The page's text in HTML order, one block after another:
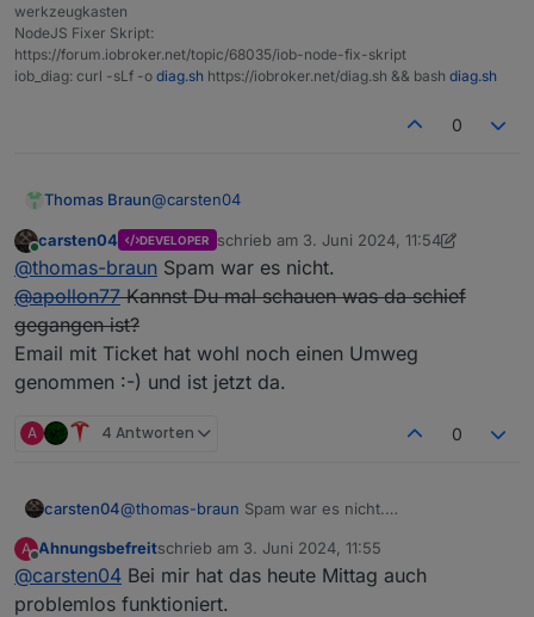
werkzeugkasten
NodeJS Fixer Skript:
https://forum.iobroker.net/topic/68035/iob-node-fix-skript
iob_diag: curl -sLf -o diag.sh https://iobroker.net/diag.sh && bash diag.sh
0
Thomas Braun@carsten04
Nee, kam umgehend. Mal in den Spam-Ordner
geschaut?
Online
carsten04 DEVELOPER schrieb am 3. Juni 2024, 11:54
zuletzt editiert von carsten046. März
@thomas-braun Spam war es nicht.
@apollon77Kannst Du mal schauen was da schief
gegangen ist?
Email mit Ticket hat wohl noch einen Umweg
genommen :-) und ist jetzt da.
A 4 Antworten 0
carsten04@thomas-braun Spam war es nicht.
gegangen ist?
Email mit Ticket hat wohl noch einen Umweg
genommen :-) und ist jetzt da.
A
Offline
Ahnungsbefreitschrieb am 3. Juni 2024, 11:55
zuletzt editiert von
@carsten04 Bei mir hat das heute Mittag auch
problemlos funktioniert.